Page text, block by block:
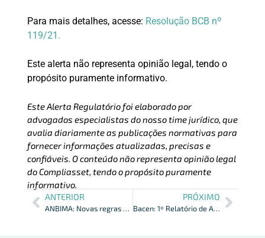
Para mais detalhes, acesse: Resolução BCB nº
119/21.
Este alerta não representa opinião legal, tendo o
propósito puramente informativo.
Este Alerta Regulatório foi elaborado por
advogados especialistas do nosso time jurídico, que
avalia diariamente as publicações normativas para
fornecer informações atualizadas, precisas e
confiáveis. O conteúdo não representa opinião legal
do Compliasset, tendo o propósito puramente
informativo.
ANTERIOR
ANBIMA: Novas regras transparência remuneração vigentes
PRÓXIMO
Bacen: 1º Relatório de AIR – Análise de Impacto Regulatório